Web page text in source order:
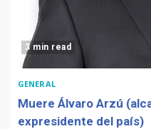
3 min read
GENERAL
Muere Álvaro Arzú
expresidente del país)